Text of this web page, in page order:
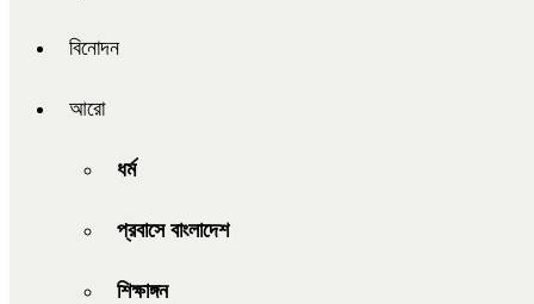
বিনোদন
আরো
ধর্ম
প্রবাসে বাংলাদেশ
শিক্ষাঙ্গন